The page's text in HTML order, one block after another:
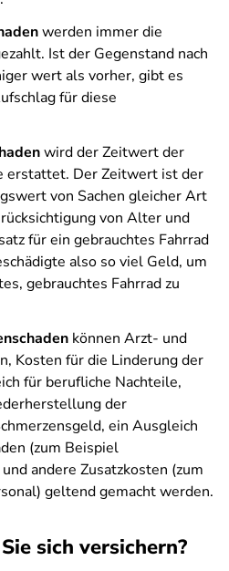
werden immer die
Ist der Gegenstand nach
wert als vorher, gibt es
für diese
wird der Zeitwert der
erstattet. Der Zeitwert ist der
von Sachen gleicher Art
von Alter und
für ein gebrauchtes Fahrrad
also so viel Geld, um
gebrauchtes Fahrrad zu
können Arzt- und
Kosten für die Linderung der
für berufliche Nachteile,
der
ein Ausgleich
(zum Beispiel
andere Zusatzkosten (zum
geltend gemacht werden.
sich versichern?